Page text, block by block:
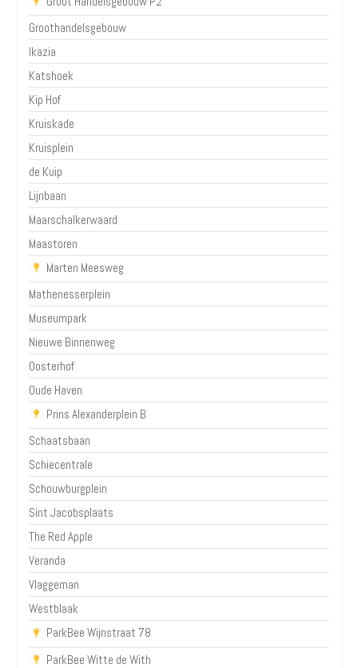
Groothandelsgebouw
Ikazia
Katshoek
Kip Hof
Kruiskade
Kruisplein
de Kuip
Lijnbaan
Maarschalkerwaard
Maastoren
Marten Meesweg
Mathenesserplein
Museumpark
Nieuwe Binnenweg
Oosterhof
Oude Haven
Prins Alexanderplein B
Schaatsbaan
Schiecentrale
Schouwburgplein
Sint Jacobsplaats
The Red Apple
Veranda
Vlaggeman
Westblaak
ParkBee Wijnstraat 78
ParkBee Witte de With